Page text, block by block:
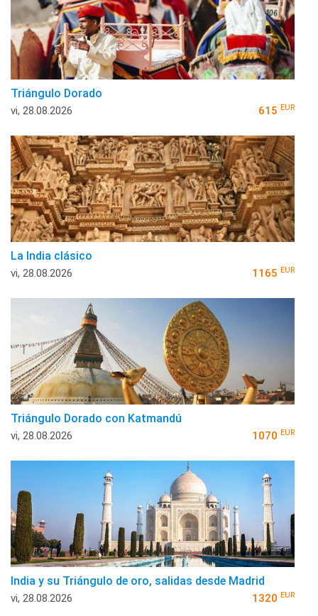
Triángulo Dorado
vi, 28.08.2026 615 EUR
La India clásico
vi, 28.08.2026 1165 EUR
Triángulo Dorado con Katmandú
vi, 28.08.2026 1070 EUR
India y su Triángulo de oro, salidas desde Madrid
vi, 28.08.2026 1320 EUR